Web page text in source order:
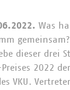
Was
dieser drei
2022
VKU.